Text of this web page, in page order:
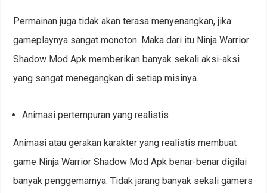
Permainan juga tidak akan terasa menyenangkan, jika
gameplaynya sangat monoton. Maka dari itu Ninja Warrior
Shadow Mod Apk memberikan banyak sekali aksi-aksi
yang sangat menegangkan di setiap misinya.
Animasi pertempuran yang realistis
Animasi atau gerakan karakter yang realistis membuat
game Ninja Warrior Shadow Mod Apk benar-benar digilai
banyak penggemarnya. Tidak jarang banyak sekali gamers